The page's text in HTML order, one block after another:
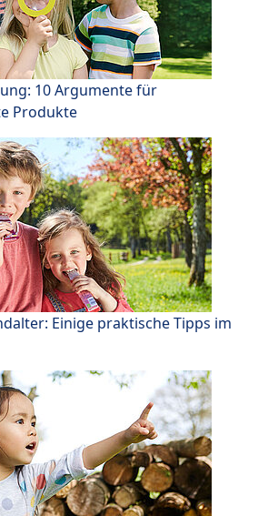
10 Argumente für
Produkte
Einige praktische Tipps im